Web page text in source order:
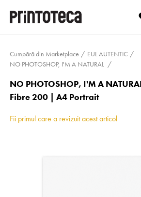
Cumpără din Marketplace
EUL AUTENTIC
NO PHOTOSHOP, I'M A NATURAL
NO PHOTOSHOP, I'M A
Fibre 200 | A4 Portrait
Fii primul care a revizuit acest articol